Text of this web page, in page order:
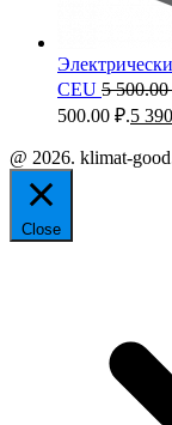
CEU 5 500.00
500.00 ₽.5
@ 2026. klimat-
Close